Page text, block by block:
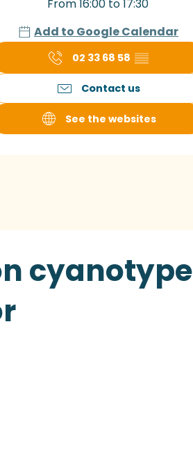
From 16:00 to 17:30
Add to Google Calendar
02 33 68 58 ▒▒
Contact us
See the websites
cyanotype